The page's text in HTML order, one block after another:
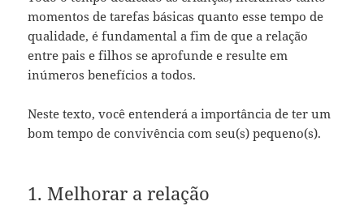
momentos de tarefas básicas quanto esse tempo de
qualidade, é fundamental a fim de que a relação
entre pais e filhos se aprofunde e resulte em
inúmeros benefícios a todos.
Neste texto, você entenderá a importância de ter um
bom tempo de convivência com seu(s) pequeno(s).
1. Melhorar a relação